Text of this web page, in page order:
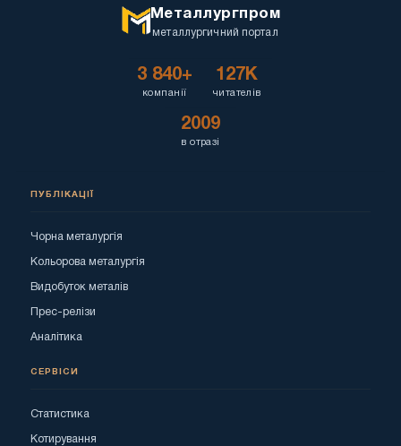
Металлургпром
металлургичний портал
3 840+
компанії
127K
читателів
2009
в отразі
ПУБЛІКАЦІЇ
Чорна металургія
Кольорова металургія
Видобуток металів
Прес-релізи
Аналітика
СЕРВІСИ
Статистика
Котирування